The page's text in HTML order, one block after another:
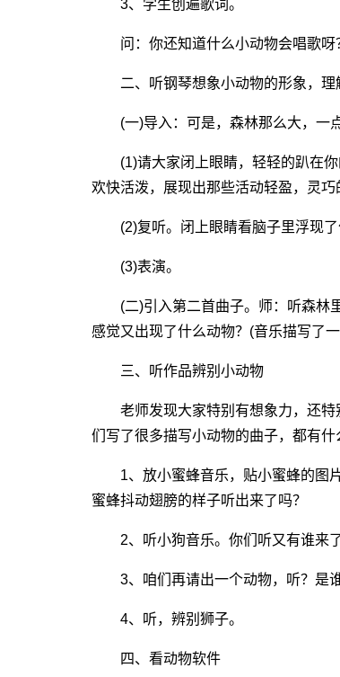
3、学生创遍歌词。
问：你还知道什么小动物会唱歌呀
二、听钢琴想象小动物的形象，理
(一)导入：可是，森林那么大，一点
(1)请大家闭上眼睛，轻轻的趴在你
欢快活泼，展现出那些活动轻盈，灵巧
(2)复听。闭上眼睛看脑子里浮现了
(3)表演。
(二)引入第二首曲子。师：听森林里
感觉又出现了什么动物？(音乐描写了
三、听作品辨别小动物
老师发现大家特别有想象力，还特
们写了很多描写小动物的曲子，都有什
1、放小蜜蜂音乐，贴小蜜蜂的图片
蜜蜂抖动翅膀的样子听出来了吗？
2、听小狗音乐。你们听又有谁来了
3、咱们再请出一个动物，听？是谁
4、听，辨别狮子。
四、看动物软件